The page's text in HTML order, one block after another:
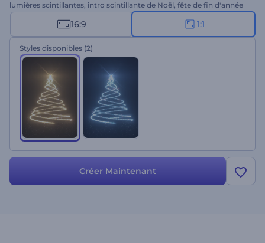
lumières scintillantes, intro scintillante de Noël, fête de fin d'année
16:9 1:1
Styles disponibles (2)
Créer Maintenant